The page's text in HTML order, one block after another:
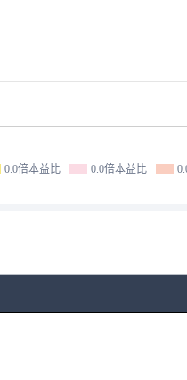
0.0倍本益比 0.0倍本益比